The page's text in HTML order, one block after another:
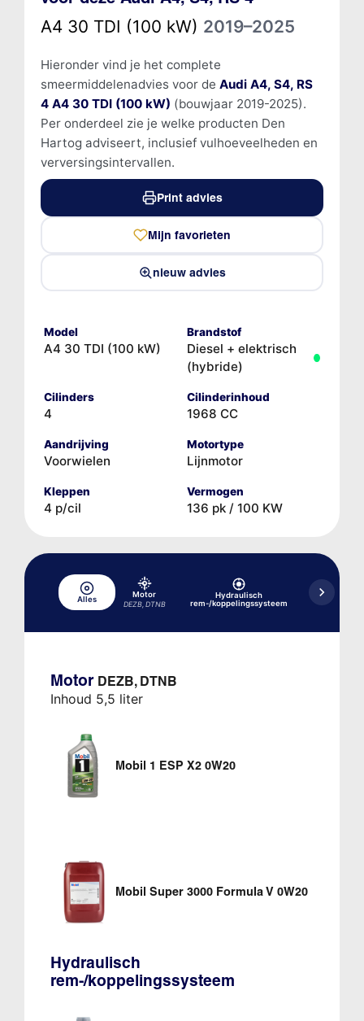
A4 30 TDI (100 kW) 2019–2025
Hieronder vind je het complete
smeermiddelenadvies voor de Audi A4, S4, RS
4 A4 30 TDI (100 kW) (bouwjaar 2019-2025).
Per onderdeel zie je welke producten Den
Hartog adviseert, inclusief vulhoeveelheden en
verversingsintervallen.
Print advies
Mijn favorieten
nieuw advies
Model
A4 30 TDI (100 kW)
Brandstof
Diesel + elektrisch
(hybride)
Cilinders
4
Cilinderinhoud
1968 CC
Aandrijving
Voorwielen
Motortype
Lijnmotor
Kleppen
4 p/cil
Vermogen
136 pk / 100 KW
Alles
Motor
DEZB, DTNB
Hydraulisch
rem-/koppelingssysteem
Koelsysteem
Motor DEZB, DTNB
Inhoud 5,5 liter
Mobil 1 ESP X2 0W20
Mobil Super 3000 Formula V 0W20
Hydraulisch
rem-/koppelingssysteem